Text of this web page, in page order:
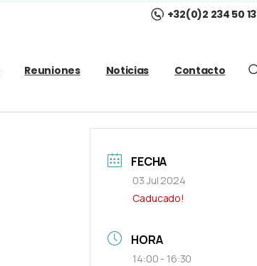
+32(0)2 234 50 13
Reuniones Noticias Contacto
FECHA
03 Jul 2024
Caducado!
HORA
14:00 - 16:30